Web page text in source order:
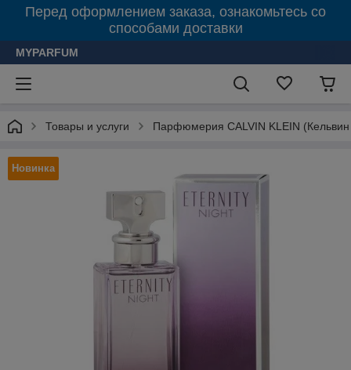
Перед оформлением заказа, ознакомьтесь со
способами доставки
MYPARFUM
Товары и услуги Парфюмерия CALVIN KLEIN
Новинка